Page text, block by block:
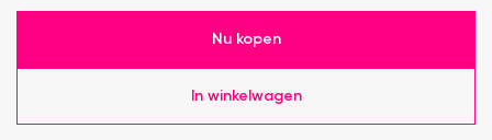
Nu kopen
In winkelwagen